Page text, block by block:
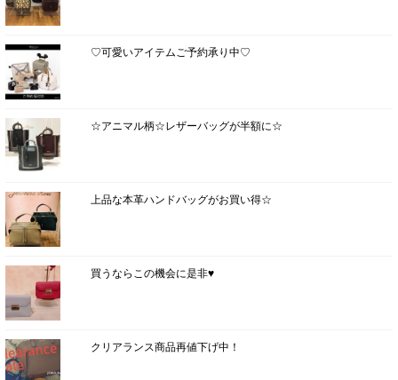
♡可愛いアイテムご予約承り中♡
☆アニマル柄☆レザーバッグが半額に☆
上品な本革ハンドバッグがお買い得☆
買うならこの機会に是非♥
クリアランス商品再値下げ中！